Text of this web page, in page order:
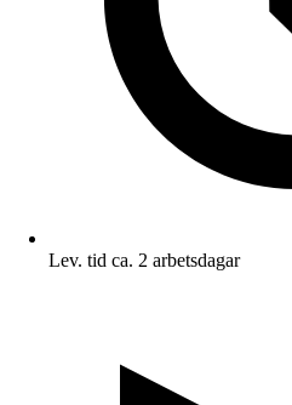
Lev. tid ca. 2 arbetsdagar